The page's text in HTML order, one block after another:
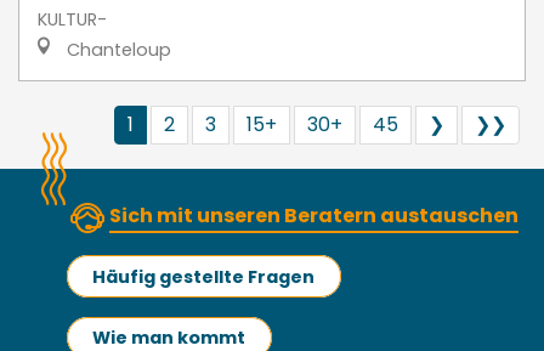
KULTUR-
Chanteloup
1 2 3 15+ 30+ 45 ❯ ❯❯
Sich mit unseren Beratern austauschen
Häufig gestellte Fragen
Wie man kommt